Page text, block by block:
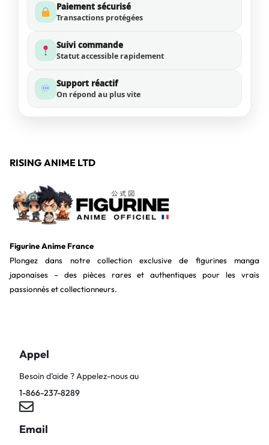
Paiement sécurisé
Transactions protégées
Suivi commande
Statut accessible rapidement
Support réactif
On répond au plus vite
RISING ANIME LTD
Figurine Anime France
Plongez dans notre collection exclusive de figurines manga
japonaises – des pièces rares et authentiques pour les vrais
passionnés et collectionneurs.
Appel
Besoin d’aide ? Appelez-nous au
1-866-237-8289
Email